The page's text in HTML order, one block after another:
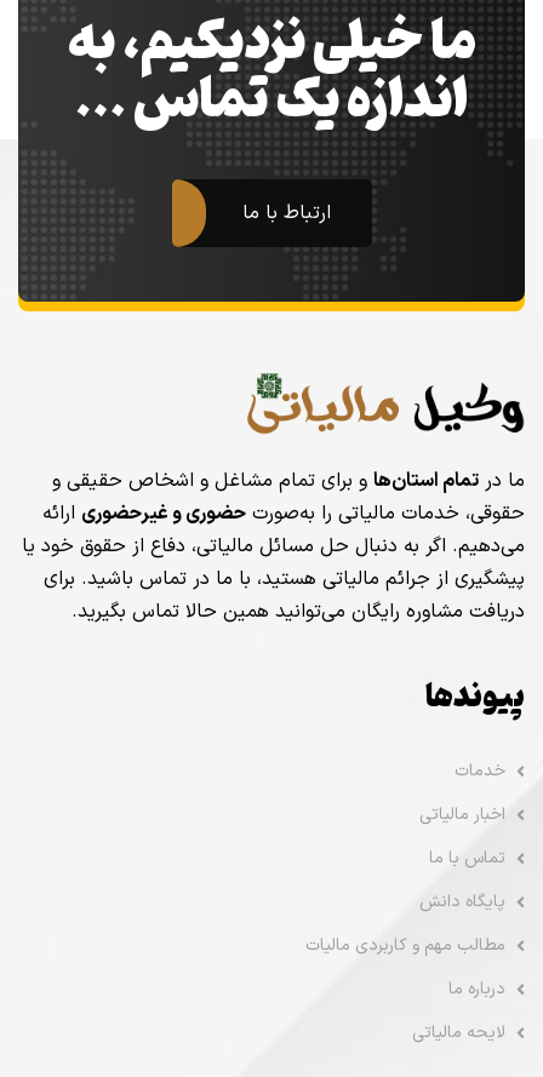
ما خیلی نزدیکیم، به
اندازه یک تماس …
ارتباط با ما
ما در تمام استان‌ها و برای تمام مشاغل و اشخاص حقیقی و
حقوقی، خدمات مالیاتی را به‌صورت حضوری و غیرحضوری ارائه
می‌دهیم. اگر به دنبال حل مسائل مالیاتی، دفاع از حقوق خود یا
پیشگیری از جرائم مالیاتی هستید، با ما در تماس باشید. برای
دریافت مشاوره رایگان می‌توانید همین حالا تماس بگیرید.
پیوندها
خدمات
اخبار مالیاتی
تماس با ما
پایگاه دانش
مطالب مهم و کاربردی مالیات
درباره ما
لایحه مالیاتی